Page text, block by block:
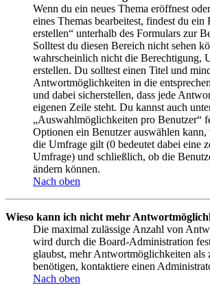
Wenn du ein neues Thema eröffnest
eines Themas bearbeitest, findest du ein
erstellen“ unterhalb des Formulars zur
Solltest du diesen Bereich nicht sehen
wahrscheinlich nicht die Berechtigung,
erstellen. Du solltest einen Titel und
Antwortmöglichkeiten in die
und dabei sicherstellen, dass jede
eigenen Zeile steht. Du kannst auch
„Auswahlmöglichkeiten pro Benutzer“
Optionen ein Benutzer auswählen
die Umfrage gilt (0 bedeutet dabei eine
Umfrage) und schließlich, ob die
ändern können.
Nach oben
Wieso kann ich nicht mehr
Die maximal zulässige Anzahl von
wird durch die Board-Administration
glaubst, mehr Antwortmöglichkeiten als
benötigen, kontaktiere einen
Nach oben